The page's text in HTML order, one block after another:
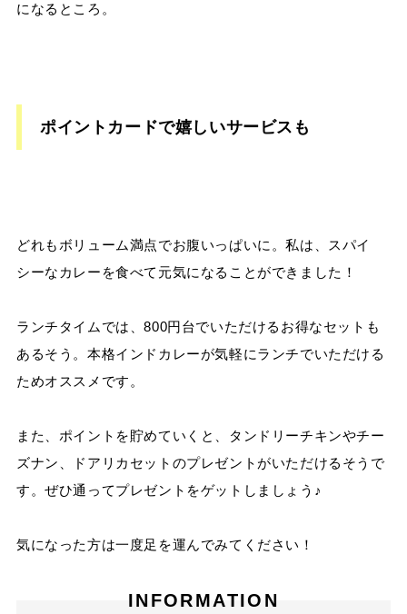
になるところ。
ポイントカードで嬉しいサービスも
どれもボリューム満点でお腹いっぱいに。私は、スパイ
シーなカレーを食べて元気になることができました！
ランチタイムでは、800円台でいただけるお得なセットも
あるそう。本格インドカレーが気軽にランチでいただける
ためオススメです。
また、ポイントを貯めていくと、タンドリーチキンやチー
ズナン、ドアリカセットのプレゼントがいただけるそうで
す。ぜひ通ってプレゼントをゲットしましょう♪
気になった方は一度足を運んでみてください！
INFORMATION